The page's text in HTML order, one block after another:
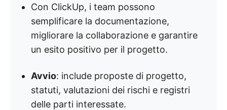
Con ClickUp, i team possono
semplificare la documentazione,
migliorare la collaborazione e garantire
un esito positivo per il progetto.
Avvio: include proposte di progetto,
statuti, valutazioni dei rischi e registri
delle parti interessate.